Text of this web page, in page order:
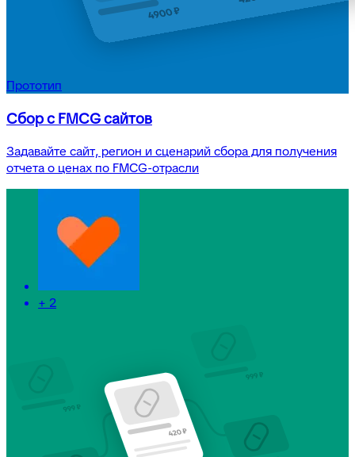
Прототип
Сбор с FMCG сайтов
Задавайте сайт, регион и сценарий сбора для получения
отчета о ценах по FMCG-отрасли
+ 2